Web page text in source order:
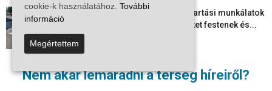
Nem akar lemaradni a térség híreiről?
Folyamatosak a nyári karbantartási munkálatok
Kiskőrösön – útburkolati jeleket festenek és...
2026-08-05
Több száz gyorshajtót és ittas sofőrt szűrtek ki
Bács-Kiskun útjain –...
cookie-k használatához. További
információ
Megértettem